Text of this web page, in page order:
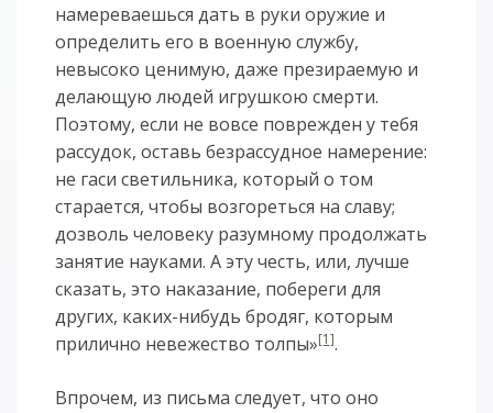
намереваешься дать в руки оружие и
определить его в военную службу,
невысоко ценимую, даже презираемую и
делающую людей игрушкою смерти.
Поэтому, если не вовсе поврежден у тебя
рассудок, оставь безрассудное намерение:
не гаси светильника, который о том
старается, чтобы возгореться на славу;
дозволь человеку разумному продолжать
занятие науками. А эту честь, или, лучше
сказать, это наказание, побереги для
других, каких-нибудь бродяг, которым
прилично невежество толпы»[1].
Впрочем, из письма следует, что оно